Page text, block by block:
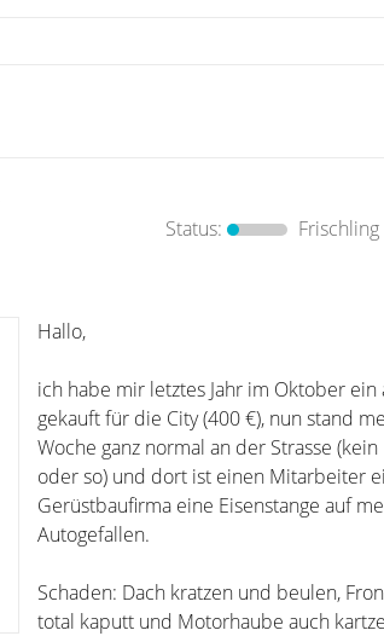
Status:
Frischling
Hallo,
ich habe mir letztes Jahr im Oktober ein
gekauft für die City (400 €), nun stand
Woche ganz normal an der Strasse
oder so) und dort ist einen Mitarbeiter
Gerüstbaufirma eine Eisenstange auf
Autogefallen.
Schaden: Dach kratzen und beulen,
total kaputt und Motorhaube auch